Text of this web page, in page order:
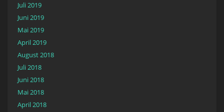
Juli 2019
Juni 2019
Mai 2019
April 2019
August 2018
Juli 2018
Juni 2018
Mai 2018
April 2018